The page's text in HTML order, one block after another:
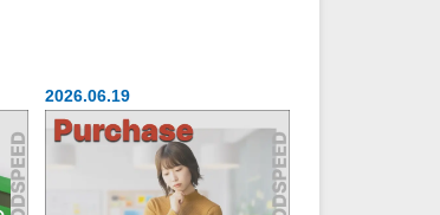
2026.06.19